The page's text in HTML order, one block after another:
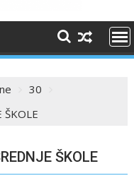
30
ŠKOLE
ŠKOLE